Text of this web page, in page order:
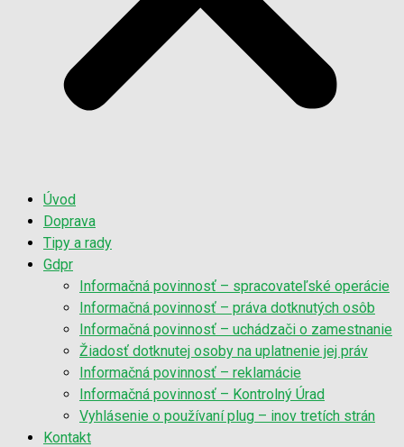
Úvod
Doprava
Tipy a rady
Gdpr
Informačná povinnosť – spracovateľské operácie
Informačná povinnosť – práva dotknutých osôb
Informačná povinnosť – uchádzači o zamestnanie
Žiadosť dotknutej osoby na uplatnenie jej práv
Informačná povinnosť – reklamácie
Informačná povinnosť – Kontrolný Úrad
Vyhlásenie o používaní plug – inov tretích strán
Kontakt